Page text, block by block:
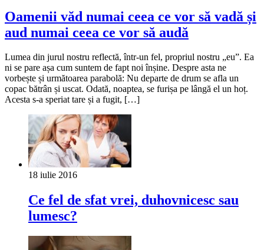
Oamenii văd numai ceea ce vor să vadă și
aud numai ceea ce vor să audă
Lumea din jurul nostru reflectă, într-un fel, propriul nostru „eu”. Ea
ni se pare așa cum suntem de fapt noi înșine. Despre asta ne
vorbește și următoarea parabolă: Nu departe de drum se afla un
copac bătrân și uscat. Odată, noaptea, se furișa pe lângă el un hoț.
Acesta s-a speriat tare și a fugit, […]
18 iulie 2016
Ce fel de sfat vrei, duhovnicesc sau
lumesc?